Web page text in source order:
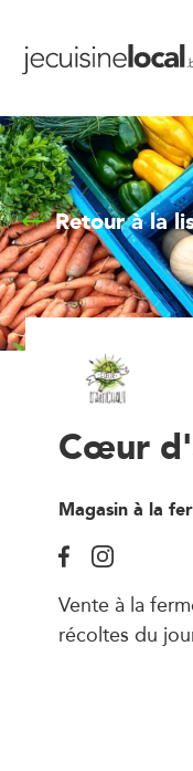
Retour à la
Cœur
Magasin à la
Vente à la
récoltes du